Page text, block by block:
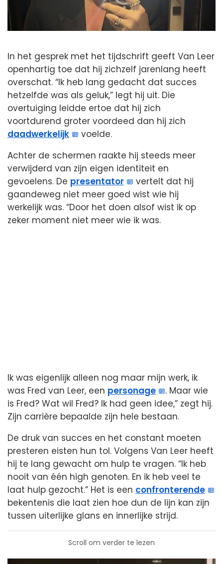
In het gesprek met het tijdschrift geeft Van Leer
openhartig toe dat hij zichzelf jarenlang heeft
overschat. “Ik heb lang gedacht dat succes
hetzelfde was als geluk,” legt hij uit. Die
overtuiging leidde ertoe dat hij zich
voortdurend groter voordeed dan hij zich
daadwerkelijk
voelde.
Achter de schermen raakte hij steeds meer
verwijderd van zijn eigen identiteit en
gevoelens. De presentator
vertelt dat hij
gaandeweg niet meer goed wist wie hij
werkelijk was. “Door het doen alsof wist ik op
zeker moment niet meer wie ik was.
Ik was eigenlijk alleen nog maar mijn werk, ik
was Fred van Leer, een personage
. Maar wie
is Fred? Wat wil Fred? Ik had geen idee,” zegt hij.
Zijn carrière bepaalde zijn hele bestaan.
De druk van succes en het constant moeten
presteren eisten hun tol. Volgens Van Leer heeft
hij te lang gewacht om hulp te vragen. “Ik heb
nooit van één high genoten. En ik heb veel te
laat hulp gezocht.” Het is een confronterende
bekentenis die laat zien hoe dun de lijn kan zijn
tussen uiterlijke glans en innerlijke strijd.
Scroll om verder te lezen